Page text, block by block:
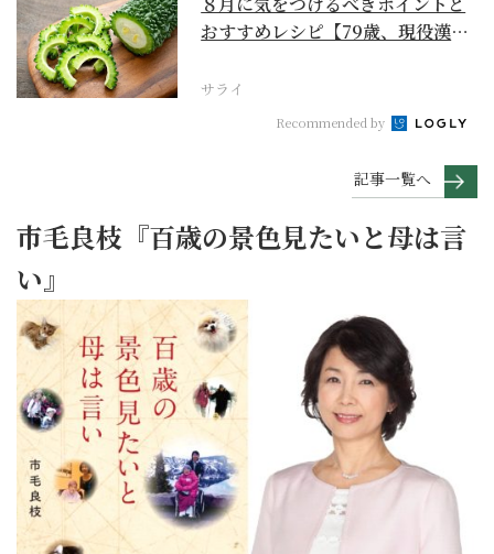
おすすめレシピ【79歳、現役漢方
サライ
Recommended by
記事一覧へ
市毛良枝『百歳の景色見たいと母は言
い』